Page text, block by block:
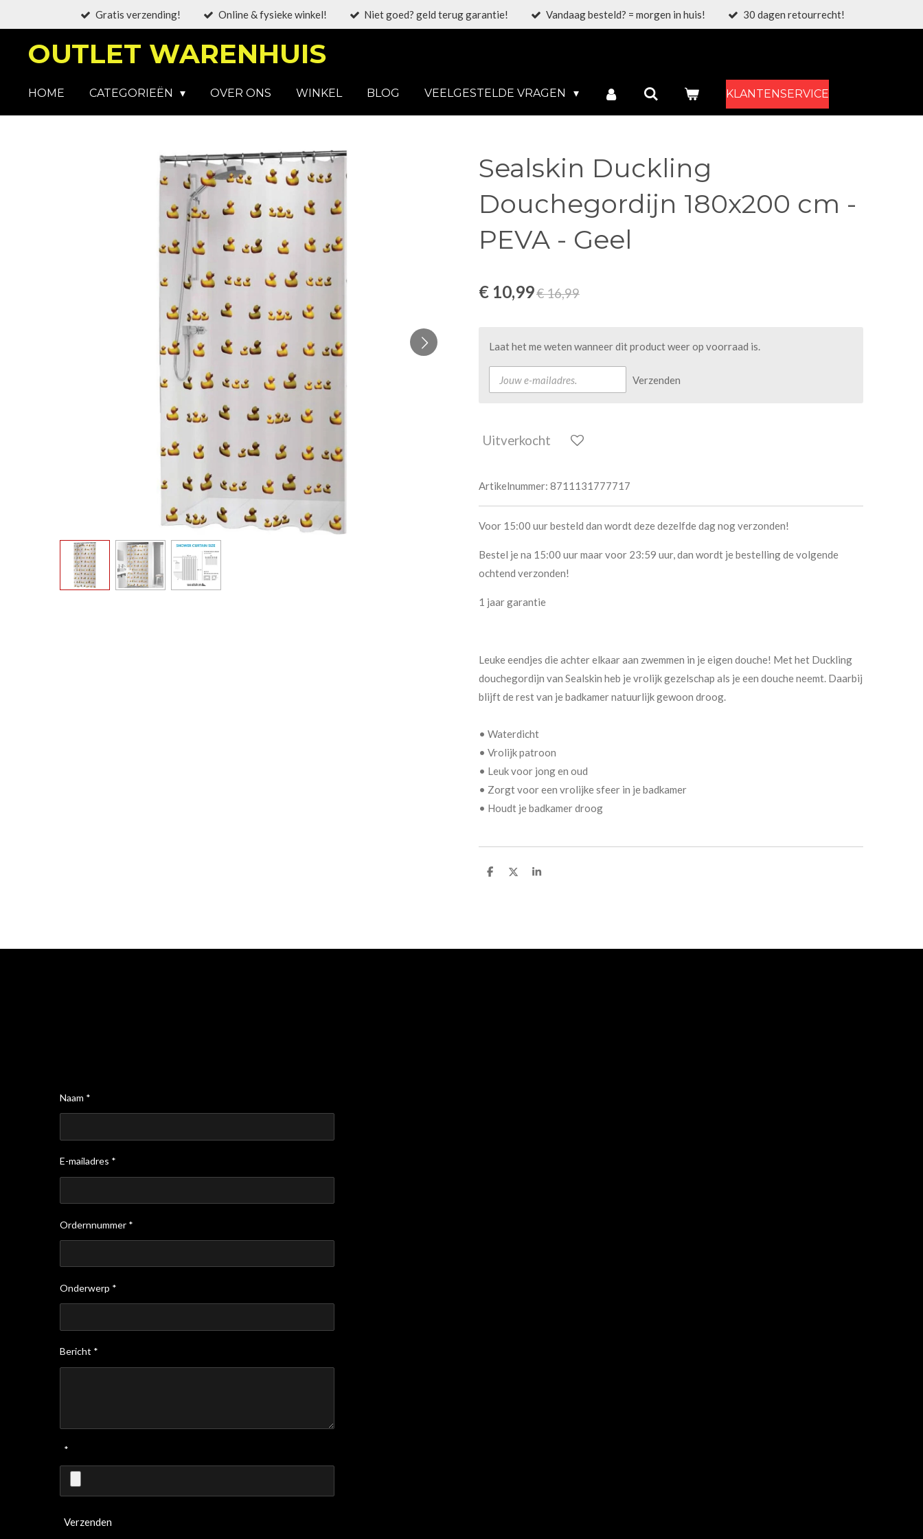
hoofdinhoud
Gratis verzending! Online & fysieke winkel! Niet goed? geld terug garantie! Vandaag besteld? = morgen in huis! 30 dagen retourrecht!
OUTLET WARENHUIS
HOME CATEGORIEËN OVER ONS WINKEL BLOG VEELGESTELDE VRAGEN KLANTENSERVICE
Sealskin Duckling
Douchegordijn 180x200 cm -
PEVA - Geel
€ 10,99€ 16,99
Laat het me weten wanneer dit product weer op voorraad is.
Verzenden
Uitverkocht
Artikelnummer: 8711131777717
Voor 15:00 uur besteld dan wordt deze dezelfde dag nog verzonden!
Bestel je na 15:00 uur maar voor 23:59 uur, dan wordt je bestelling de volgende
ochtend verzonden!
1 jaar garantie
Leuke eendjes die achter elkaar aan zwemmen in je eigen douche! Met het Duckling
douchegordijn van Sealskin heb je vrolijk gezelschap als je een douche neemt. Daarbij
blijft de rest van je badkamer natuurlijk gewoon droog.
• Waterdicht
• Vrolijk patroon
• Leuk voor jong en oud
• Zorgt voor een vrolijke sfeer in je badkamer
• Houdt je badkamer droog
D
D
S
Naam *
E-mailadres *
Ordernnummer *
Onderwerp *
Bericht *
*
Verzenden